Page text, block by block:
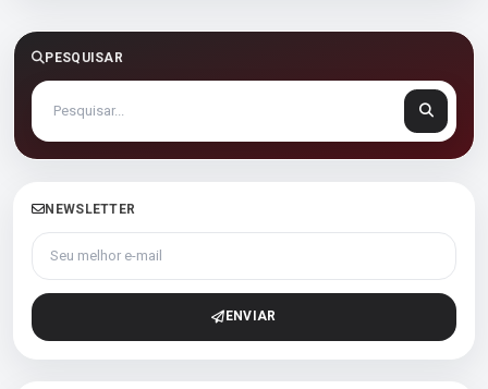
PESQUISAR
NEWSLETTER
Seu melhor e-mail
ENVIAR